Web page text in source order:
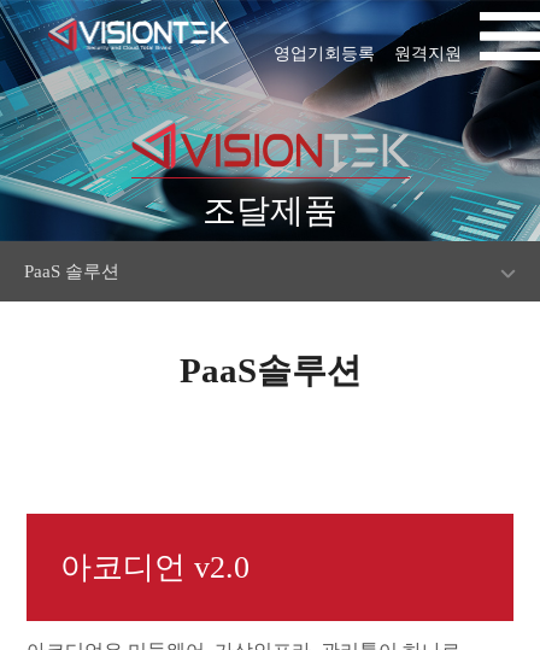
원격지원
영업기회등록
조달제품
PaaS 솔루션
PaaS솔루션
아코디언 v2.0